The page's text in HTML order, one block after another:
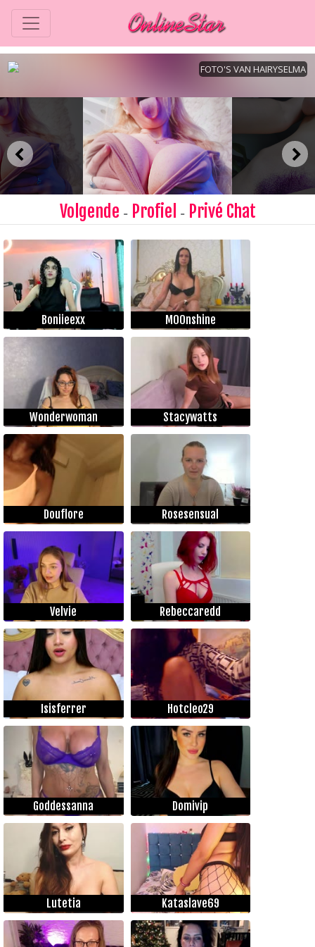
Volgende - Profiel - Privé Chat
Boniieexx M00nshine
Wonderwoman Stacywatts
Douflore Rosesensual
Velvie Rebeccaredd
Isisferrer Hotcleo29
Goddessanna Domivip
Lutetia Kataslave69